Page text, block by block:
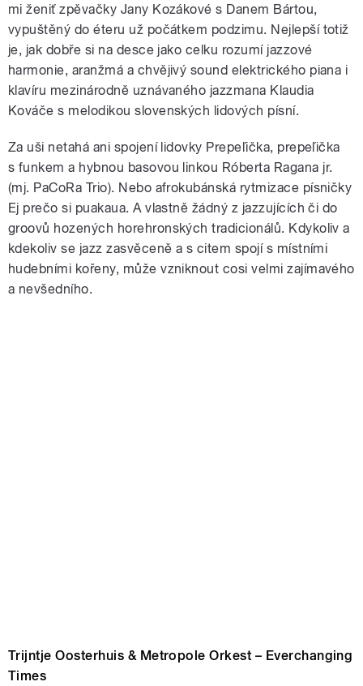
mi ženiť zpěvačky Jany Kozákové s Danem Bártou,
vypuštěný do éteru už počátkem podzimu. Nejlepší totiž
je, jak dobře si na desce jako celku rozumí jazzové
harmonie, aranžmá a chvějivý sound elektrického piana i
klavíru mezinárodně uznávaného jazzmana Klaudia
Kováče s melodikou slovenských lidových písní.
Za uši netahá ani spojení lidovky Prepeľička, prepeľička
s funkem a hybnou basovou linkou Róberta Ragana jr.
(mj. PaCoRa Trio). Nebo afrokubánská rytmizace písničky
Ej prečo si puakaua. A vlastně žádný z jazzujících či do
groovů hozených horehronských tradicionálů. Kdykoliv a
kdekoliv se jazz zasvěceně a s citem spojí s místními
hudebními kořeny, může vzniknout cosi velmi zajímavého
a nevšedního.
Trijntje Oosterhuis & Metropole Orkest – Everchanging
Times